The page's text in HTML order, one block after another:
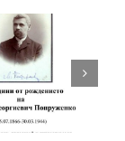
160 години от
рождението на
Чичо Стоян
(псевдоним на
Стоян Михайлов